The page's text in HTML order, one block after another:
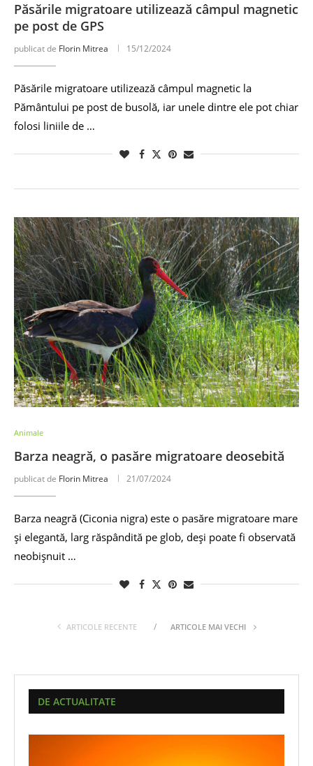
Păsările migratoare utilizează câmpul magnetic
pe post de GPS
publicat de Florin Mitrea 15/12/2024
Păsările migratoare utilizează câmpul magnetic la
Pământului pe post de busolă, iar unele dintre ele pot chiar
folosi liniile de …
Animale
Barza neagră, o pasăre migratoare deosebită
publicat de Florin Mitrea 21/07/2024
Barza neagră (Ciconia nigra) este o pasăre migratoare mare
și elegantă, larg răspândită pe glob, deși poate fi observată
neobișnuit …
ARTICOLE RECENTE ARTICOLE MAI VECHI
DE ACTUALITATE